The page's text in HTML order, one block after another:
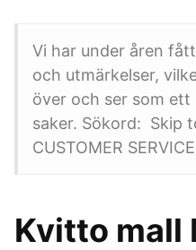
Vi har under åren
och utmärkelser,
över och ser som
saker. Sökord: Skip
CUSTOMER
Kvitto mall